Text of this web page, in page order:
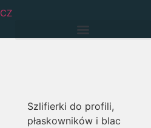
CZ
Szlifierki do profili,
płaskowników i blac